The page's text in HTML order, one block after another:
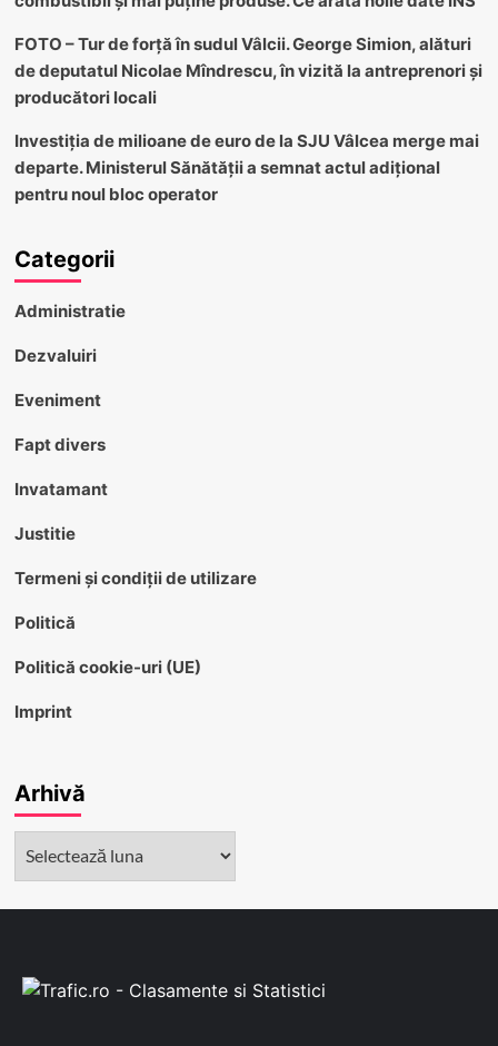
FOTO – Tur de forță în sudul Vâlcii. George Simion, alături
de deputatul Nicolae Mîndrescu, în vizită la antreprenori și
producători locali
Investiția de milioane de euro de la SJU Vâlcea merge mai
departe. Ministerul Sănătății a semnat actul adițional
pentru noul bloc operator
Categorii
Administratie
Dezvaluiri
Eveniment
Fapt divers
Invatamant
Justitie
Termeni și condiții de utilizare
Politică
Politică cookie-uri (UE)
Imprint
Arhivă